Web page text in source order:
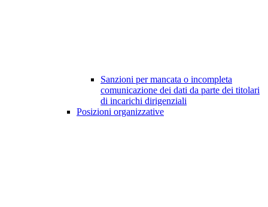
Sanzioni per mancata o incompleta
comunicazione dei dati da parte dei titolari
di incarichi dirigenziali
Posizioni organizzative